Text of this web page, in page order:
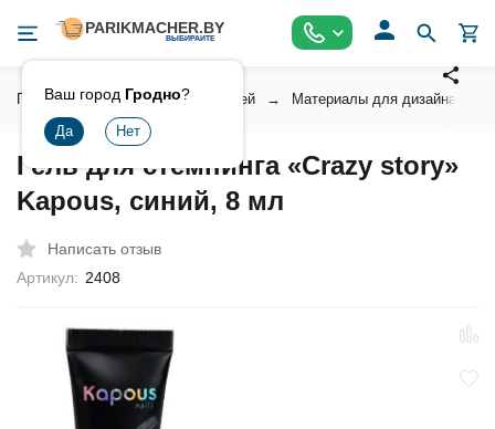
Ваш город Гродно?
Главная Косметика для ногтей Материалы для дизайна
Гель для стемпинга «Crazy story»
Kapous, синий, 8 мл
Написать отзыв
Артикул: 2408